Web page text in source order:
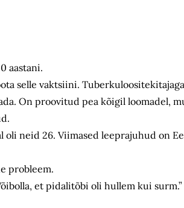
aastani.
selle vaktsiini.
On proovitud pea kõigil loomadel,
oli neid 26. Viimased leeprajuhud on
probleem.
et pidalitõbi oli hullem kui surm.”